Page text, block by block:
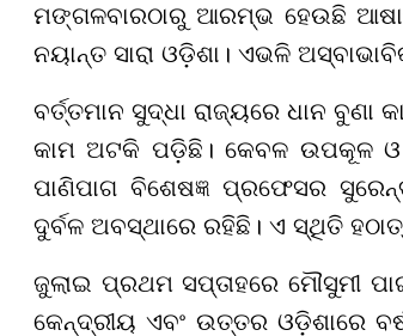
ମଙ୍ଗଳବାରଠାରୁ ଆରମ୍ଭ ହେଉଛି
ନୟାନ୍ତ ସାରା ଓଡ଼ିଶା। ଏଭଳି
ବର୍ତ୍ତମାନ ସୁଦ୍ଧା ରାଜ୍ୟରେ ଧାନ
କାମ ଅଟକି ପଡ଼ିଛି। କେବଳ ଉପକୂଳ
ପାଣିପାଗ ବିଶେଷଜ୍ଞ ପ୍ରଫେସର
ଦୁର୍ବଳ ଅବସ୍ଥାରେ ରହିଛି। ଏ ସ୍ଥିତି
ଜୁଲାଇ ପ୍ରଥମ ସପ୍ତାହରେ ମୌସୁମୀ
କେନ୍ଦ୍ରୀୟ ଏବଂ ଉତ୍ତର ଓଡ଼ିଶାରେ